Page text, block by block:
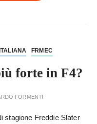
FRMEC
forte in F4?
FORMENTI
stagione Freddie Slater